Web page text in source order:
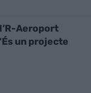
Aeroport
un projecte